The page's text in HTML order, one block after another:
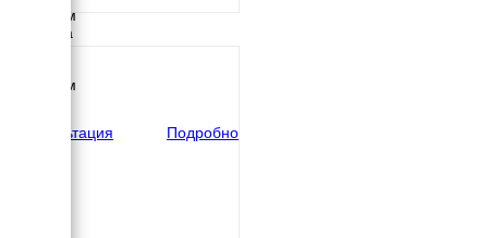
1750 мм
Ширина
1250 мм
Консультация
Подробно